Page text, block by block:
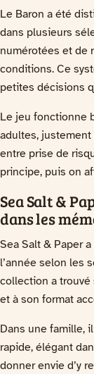
Le Baron a été
dans plusieurs
numérotées et de
conditions. Ce
petites décisions
Le jeu fonctionne
adultes, justement
entre prise de
principe, puis on
Sea Salt &
dans les
Sea Salt & Paper
l’année selon les
collection a trouvé
et à son format
Dans une famille,
rapide, élégant
donner envie d’y